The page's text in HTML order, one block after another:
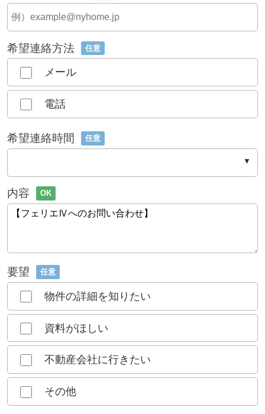
希望連絡方法 任意
メール
電話
希望連絡時間 任意
内容 OK
要望 任意
物件の詳細を知りたい
資料がほしい
不動産会社に行きたい
その他